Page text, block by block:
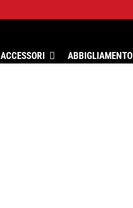
ACCESSORI ABBIGLIAMENTO